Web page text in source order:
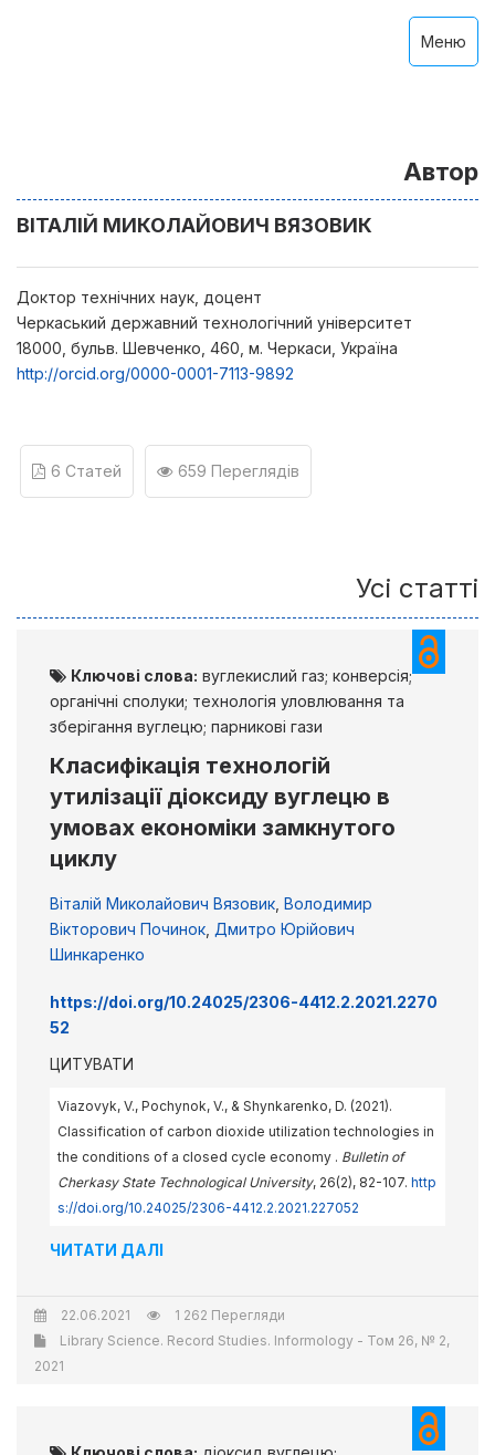
Меню
Автор
ВІТАЛІЙ МИКОЛАЙОВИЧ ВЯЗОВИК
Доктор технічних наук, доцент
Черкаський державний технологічний університет
18000, бульв. Шевченко, 460, м. Черкаси, Україна
http://orcid.org/0000-0001-7113-9892
6 Статей 659 Переглядів
Усі статті
Ключові слова: вуглекислий газ; конверсія;
органічні сполуки; технологія уловлювання та
зберігання вуглецю; парникові гази
Класифікація технологій
утилізації діоксиду вуглецю в
умовах економіки замкнутого
циклу
Віталій Миколайович Вязовик Володимир
Вікторович Починок Дмитро Юрійович
Шинкаренко
https://doi.org/10.24025/2306-4412.2.2021.2270
52
ЦИТУВАТИ
Viazovyk, V., Pochynok, V., & Shynkarenko, D. (2021).
Classification of carbon dioxide utilization technologies in
the conditions of a closed cycle economy . Bulletin of
Cherkasy State Technological University, 26(2), 82-107. http
s://doi.org/10.24025/2306-4412.2.2021.227052
ЧИТАТИ ДАЛІ
22.06.2021
1 262 Перегляди
Library Science. Record Studies. Informology - Том 26, № 2,
2021